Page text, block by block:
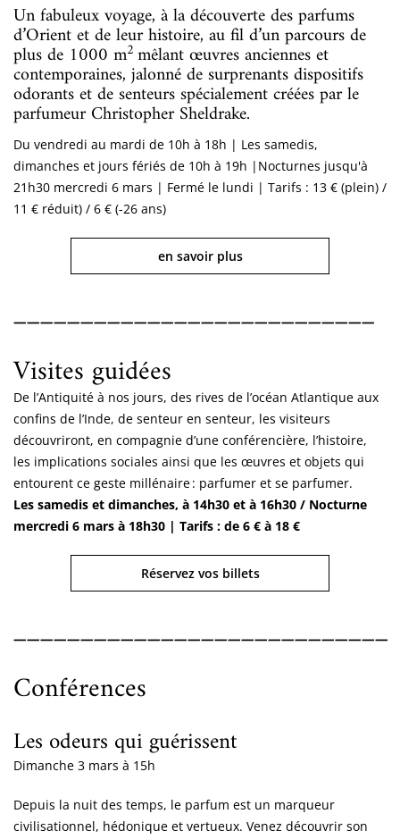
Un fabuleux voyage, à la découverte des parfums
d’Orient et de leur histoire, au fil d’un parcours de
plus de 1000 m2mêlant œuvres anciennes et
contemporaines, jalonné de surprenants dispositifs
odorants et de senteurs spécialement créées par le
parfumeur Christopher Sheldrake.
Du vendredi au mardi de 10h à 18h | Les samedis,
dimanches et jours fériés de 10h à 19h |Nocturnes jusqu'à
21h30 mercredi 6 mars | Fermé le lundi | Tarifs : 13 € (plein) /
11 € réduit) / 6 € (-26 ans)
en savoir plus
___________________________
Visites guidées
De l’Antiquité à nos jours, des rives de l’océan Atlantique aux
confins de l’Inde, de senteur en senteur, les visiteurs
découvriront, en compagnie d’une conférencière, l’histoire,
les implications sociales ainsi que les œuvres et objets qui
entourent ce geste millénaire : parfumer et se parfumer.
Les samedis et dimanches, à 14h30 et à 16h30 / Nocturne
mercredi 6 mars à 18h30 | Tarifs : de 6 € à 18 €
Réservez vos billets
____________________________
Conférences
Les odeurs qui guérissent
Dimanche 3 mars à 15h
Depuis la nuit des temps, le parfum est un marqueur
civilisationnel, hédonique et vertueux. Venez découvrir son